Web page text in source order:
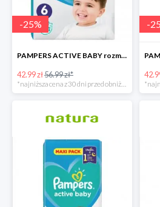
-25%
PAMPERS ACTIVE BABY rozmiar 6, 44 pieluszki, 13-18 kg
42.99 zł56.99 zł*
-25